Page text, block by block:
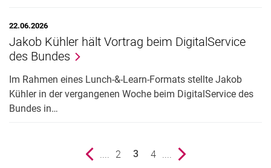
22.06.2026
Jakob Kühler hält Vortrag beim DigitalService
des Bundes
Im Rahmen eines Lunch-&-Learn-Formats stellte Jakob
Kühler in der vergangenen Woche beim DigitalService des
Bundes in…
vorherige Seite .... Seite
2
3
Seite
4 .... nächste Seite